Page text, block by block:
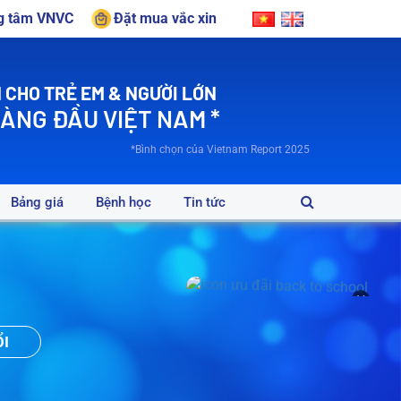
tâm VNVC Đặt mua vắc xin
TRẺ EM & NGƯỜI LỚN
ĐẦU VIỆT NAM *
*Bình chọn của Vietnam Report 2025
Bảng giá Bệnh học Tin tức
×